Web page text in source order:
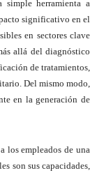
herramienta a
significativo en el
en sectores clave
allá del diagnóstico
de tratamientos,
Del mismo modo,
en la generación de
los empleados de una
son sus capacidades,